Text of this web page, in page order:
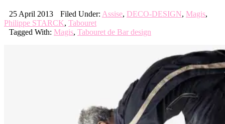
25 April 2013 Filed Under: Assise, DECO-DESIGN, Magis,
Philippe STARCK, Tabouret
Tagged With: Magis, Tabouret de Bar design